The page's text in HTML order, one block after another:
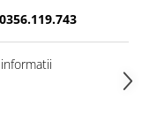
0356.119.743